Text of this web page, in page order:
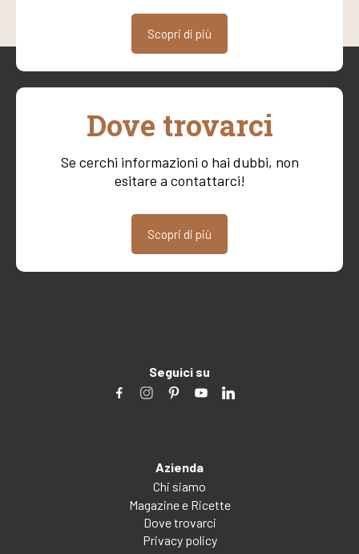
Scopri di più
Dove trovarci
Se cerchi informazioni o hai dubbi, non
esitare a contattarci!
Scopri di più
Seguici su
Azienda
Chi siamo
Magazine e Ricette
Dove trovarci
Privacy policy